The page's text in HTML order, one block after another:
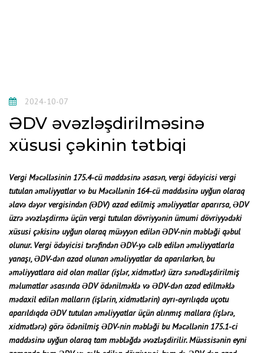
2024-10-07
ƏDV əvəzləşdirilməsinə
xüsusi çəkinin tətbiqi
Vergi Məcəlləsinin 175.4-cü maddəsinə əsasən, vergi ödəyicisi vergi
tutulan əməliyyatlar və bu Məcəllənin 164-cü maddəsinə uyğun olaraq
əlavə dəyər vergisindən (ƏDV) azad edilmiş əməliyyatlar aparırsa, ƏDV
üzrə əvəzləşdirmə üçün vergi tutulan dövriyyənin ümumi dövriyyədəki
xüsusi çəkisinə uyğun olaraq müəyyən edilən ƏDV-nin məbləği qəbul
olunur. Vergi ödəyicisi tərəfindən ƏDV-yə cəlb edilən əməliyyatlarla
yanaşı, ƏDV-dən azad olunan əməliyyatlar da aparılarkən, bu
əməliyyatlara aid olan mallar (işlər, xidmətlər) üzrə sənədləşdirilmiş
məlumatlar əsasında ƏDV ödənilməklə və ƏDV-dən azad edilməklə
mədaxil edilən malların (işlərin, xidmətlərin) ayrı-ayrılıqda uçotu
aparıldıqda ƏDV tutulan əməliyyatlar üçün alınmış mallara (işlərə,
xidmətlərə) görə ödənilmiş ƏDV-nin məbləği bu Məcəllənin 175.1-ci
maddəsinə uyğun olaraq tam məbləğdə əvəzləşdirilir. Müəssisənin eyni